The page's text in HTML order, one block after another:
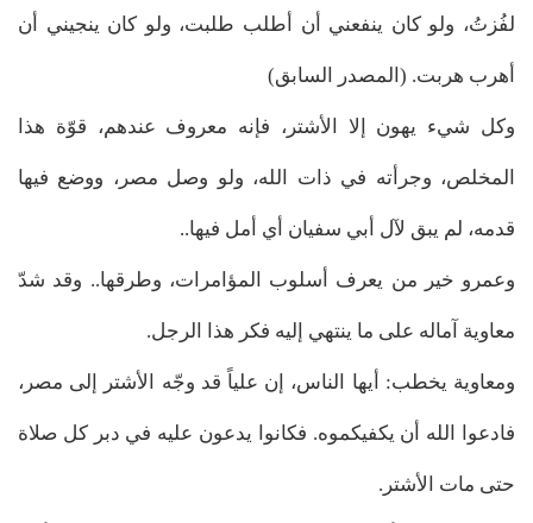
لفُزتُ، ولو كان ينفعني أن أطلب طلبت، ولو كان ينجيني أن
أهرب هربت. (المصدر السابق)
وكل شيء يهون إلا الأشتر، فإنه معروف عندهم، قوّة هذا
المخلص، وجرأته في ذات الله، ولو وصل مصر، ووضع فيها
قدمه، لم يبق لآل أبي سفيان أي أمل فيها..
وعمرو خير من يعرف أسلوب المؤامرات، وطرقها.. وقد شدّ
معاوية آماله على ما ينتهي إليه فكر هذا الرجل.
ومعاوية يخطب: أيها الناس، إن علياً قد وجّه الأشتر إلى مصر،
فادعوا الله أن يكفيكموه. فكانوا يدعون عليه في دبر كل صلاة
حتى مات الأشتر.